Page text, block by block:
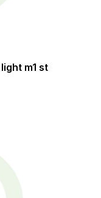
m1 st